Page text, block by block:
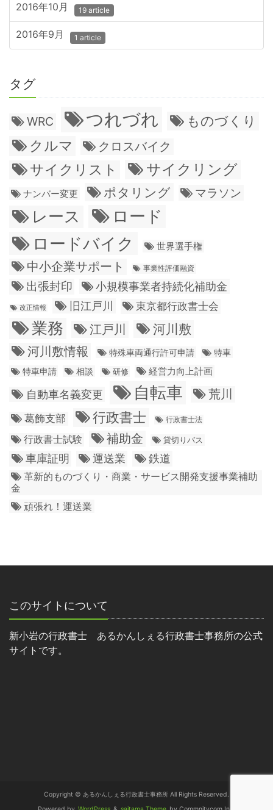
2016年10月 19 article
2016年9月 1 article
タグ
WRC つれづれ ものづくり
クルマ クロスバイク
サイクリスト サイクリング
ナンバー変更 ポタリング マラソン
レース
ロード
ロードバイク
世界選手権
中小企業サポート 事業性評価融資
出張封印 小規模事業者持続化補助金
改正情報 旧江戸川 東京都行政書士会
業務 江戸川
河川敷
河川敷情報
特殊車両通行許可申請
特車
特車申請
相談 研修 経営力向上計画
自動車名義変更 自転車 荒川
葛飾支部 行政書士 行政書士法
行政書士試験 補助金 貸切りバス
車庫証明 運送業 鉄道
革新的ものづくり・商業・サービス開発支援事業補助
金
頑張れ！運送業
このサイトについて
新小岩の行政書士 あるかんしぇる行政書士事務所の公式
サイトです。
Copyright © あるかんしぇる行政書士事務所 All Rights Reserved.